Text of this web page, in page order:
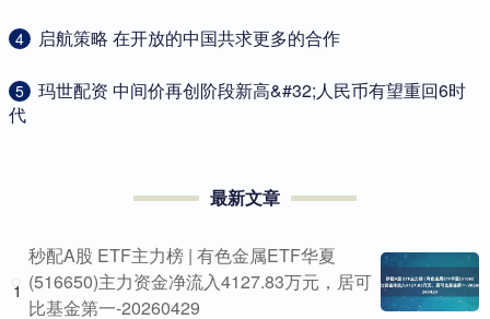
4 ​启航策略 在开放的中国共求更多的合作
5
​玛世配资 中间价再创阶段新高&#32;人民币有望重回6时
代
最新文章
1
秒配A股 ETF主力榜 | 有色金属ETF华夏
(516650)主力资金净流入4127.83万元，居可
比基金第一-20260429